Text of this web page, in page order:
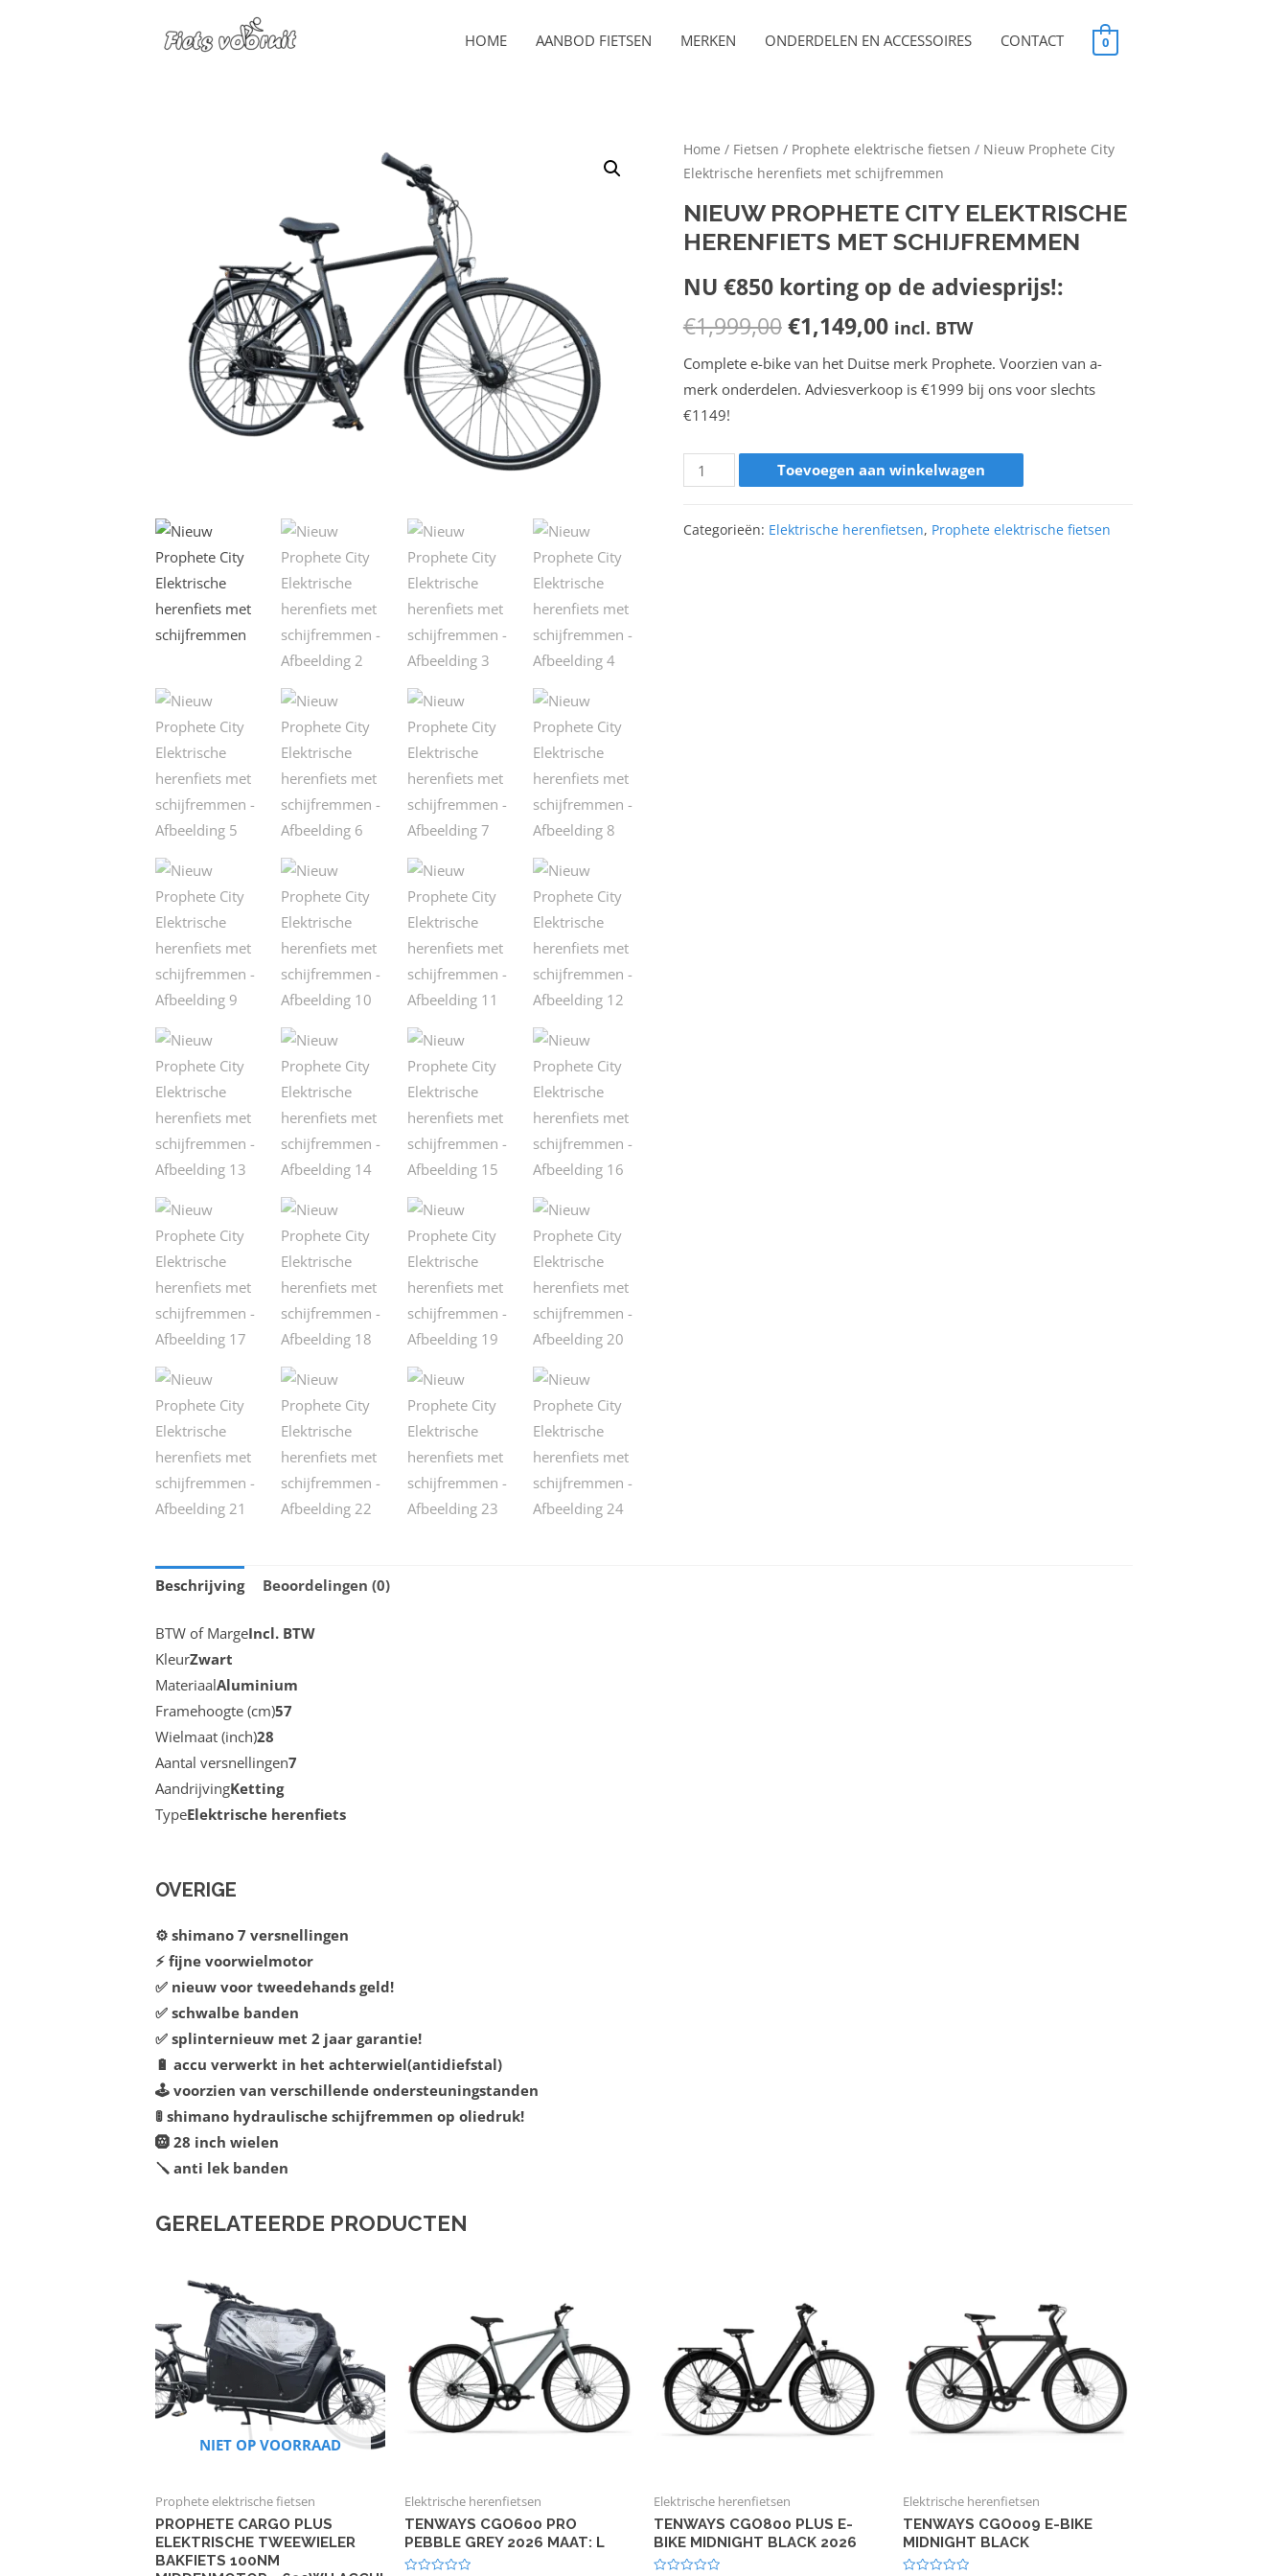
HOME AANBOD FIETSEN MERKEN ONDERDELEN EN ACCESSOIRES CONTACT 0
Home / Fietsen / Prophete elektrische fietsen / Nieuw Prophete City
Elektrische herenfiets met schijfremmen
NIEUW PROPHETE CITY ELEKTRISCHE
HERENFIETS MET SCHIJFREMMEN
NU €850 korting op de adviesprijs!:
€1,999,00€1,149,00 incl. BTW
Complete e-bike van het Duitse merk Prophete. Voorzien van a-
merk onderdelen. Adviesverkoop is €1999 bij ons voor slechts
€1149!
Toevoegen aan winkelwagen
Categorieën: Elektrische herenfietsen, Prophete elektrische fietsen
Beschrijving Beoordelingen (0)
BTW of MargeIncl. BTW
KleurZwart
MateriaalAluminium
Framehoogte (cm)57
Wielmaat (inch)28
Aantal versnellingen7
AandrijvingKetting
TypeElektrische herenfiets
OVERIGE
⚙️ shimano 7 versnellingen
⚡ fijne voorwielmotor
✅ nieuw voor tweedehands geld!
✅ schwalbe banden
✅ splinternieuw met 2 jaar garantie!
🔋 accu verwerkt in het achterwiel(antidiefstal)
🕹️ voorzien van verschillende ondersteuningstanden
🚦 shimano hydraulische schijfremmen op oliedruk!
🛞 28 inch wielen
🪛 anti lek banden
GERELATEERDE PRODUCTEN
NIET OP VOORRAAD
Prophete elektrische fietsen
PROPHETE CARGO PLUS
ELEKTRISCHE TWEEWIELER
BAKFIETS 100NM
Elektrische herenfietsen
TENWAYS CGO600 PRO
PEBBLE GREY 2026 MAAT: L
Elektrische herenfietsen
TENWAYS CGO800 PLUS E-
BIKE MIDNIGHT BLACK 2026
Elektrische herenfietsen
TENWAYS CGO009 E-BIKE
MIDNIGHT BLACK